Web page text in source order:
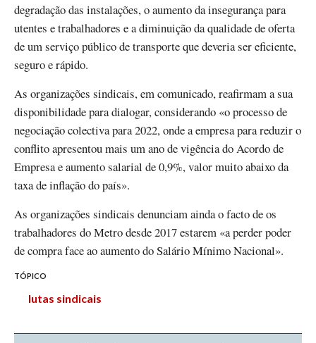
degradação das instalações, o aumento da insegurança para
utentes e trabalhadores e a diminuição da qualidade de oferta
de um serviço público de transporte que deveria ser eficiente,
seguro e rápido.
As organizações sindicais, em comunicado, reafirmam a sua
disponibilidade para dialogar, considerando «o processo de
negociação colectiva para 2022, onde a empresa para reduzir o
conflito apresentou mais um ano de vigência do Acordo de
Empresa e aumento salarial de 0,9%, valor muito abaixo da
taxa de inflação do país».
As organizações sindicais denunciam ainda o facto de os
trabalhadores do Metro desde 2017 estarem «a perder poder
de compra face ao aumento do Salário Mínimo Nacional».
TÓPICO
lutas sindicais